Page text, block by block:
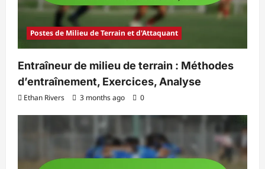
Postes de Milieu de Terrain et d'Attaquant
Entraîneur de milieu de terrain : Méthodes
d’entraînement, Exercices, Analyse
Ethan Rivers 3 months ago 0